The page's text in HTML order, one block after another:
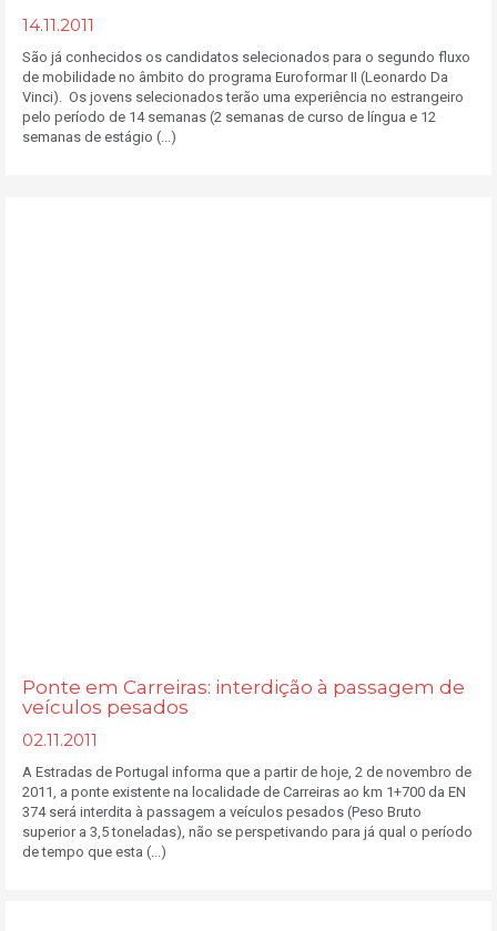
14.11.2011
São já conhecidos os candidatos selecionados para o segundo fluxo
de mobilidade no âmbito do programa Euroformar II (Leonardo Da
Vinci). Os jovens selecionados terão uma experiência no estrangeiro
pelo período de 14 semanas (2 semanas de curso de língua e 12
semanas de estágio (...)
Ponte em Carreiras: interdição à passagem de
veículos pesados
02.11.2011
A Estradas de Portugal informa que a partir de hoje, 2 de novembro de
2011, a ponte existente na localidade de Carreiras ao km 1+700 da EN
374 será interdita à passagem a veículos pesados (Peso Bruto
superior a 3,5 toneladas), não se perspetivando para já qual o período
de tempo que esta (...)